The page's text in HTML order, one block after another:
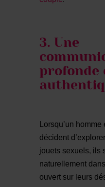
3. Une
profonde
Lorsqu’un
décident
jouets sexuels, ils
naturellement
ouvert sur leurs